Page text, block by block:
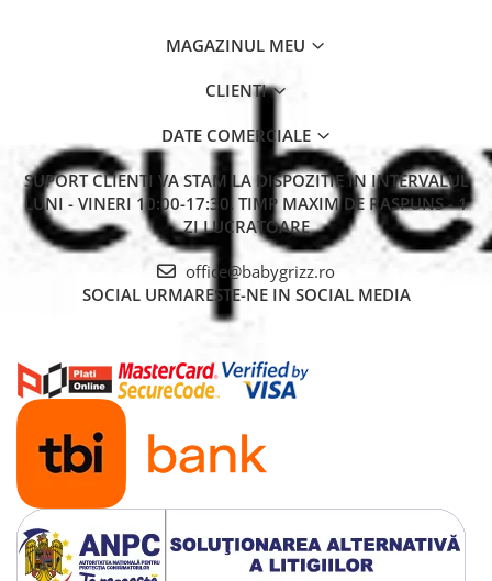
MAGAZINUL MEU
CLIENTI
DATE COMERCIALE
SUPORT CLIENTI VA STAM LA DISPOZITIE IN INTERVALUL
LUNI - VINERI 10:00-17:30. TIMP MAXIM DE RASPUNS - 1
ZI LUCRATOARE
office@babygrizz.ro
SOCIAL URMARESTE-NE IN SOCIAL MEDIA